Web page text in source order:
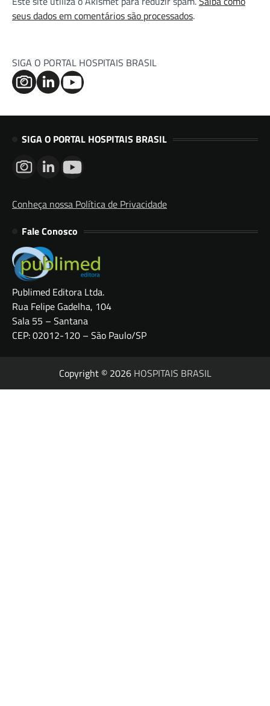
seus dados em comentários são processados.
SIGA O PORTAL HOSPITAIS BRASIL
SIGA O PORTAL HOSPITAIS BRASIL
Conheça nossa Política de Privacidade
Fale Conosco
Publimed Editora Ltda.
Rua Felipe Gadelha, 104
Sala 55 – Santana
CEP: 02012-120 – São Paulo/SP
Copyright © 2026 HOSPITAIS BRASIL